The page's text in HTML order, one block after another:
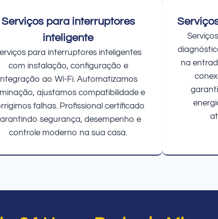
Serviços para interruptores
inteligente
para interruptores inteligentes
com instalação, configuração e
ao Wi-Fi. Automatizamos
ajustamos compatibilidade e
falhas. Profissional certificado
segurança, desempenho e
controle moderno na sua casa.
na